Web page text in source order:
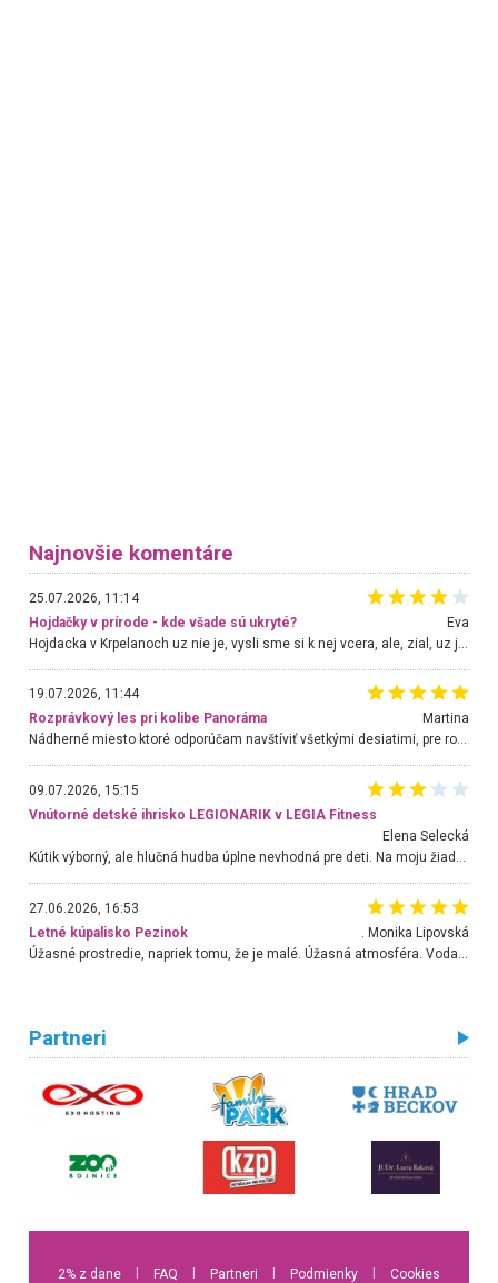
Najnovšie komentáre
25.07.2026, 11:14
Hojdačky v prírode - kde všade sú ukryté?
Eva
19.07.2026, 11:44
Rozprávkový les pri kolibe Panoráma
Martina
Nádherné miesto ktoré odporúčam navštíviť všetkými desiatimi, pre rodiny s deťmi, dôchodcom... Proste a jednoducho ozaj rozprávkový les.. určite ešte prídeme. Odniesli sme si na pamiatku krásne tričká,
09.07.2026, 15:15
Vnútorné detské ihrisko LEGIONARIK v LEGIA Fitness
Elena Selecká
Kútik výborný, ale hlučná hudba úplne nevhodná pre deti. Na moju žiadosť o aspoň sušenie nereagovali.
27.06.2026, 16:53
Letné kúpalisko Pezinok
. Monika Lipovská
Partneri
2% z dane FAQ Partneri Podmienky Cookies